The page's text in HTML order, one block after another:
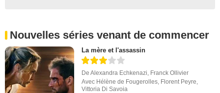
Nouvelles séries venant de commencer
La mère et l'assassin
DeAlexandra Echkenazi, Franck Ollivier
Avec Hélène de Fougerolles, Florent Peyre,
Vittoria Di Savoia